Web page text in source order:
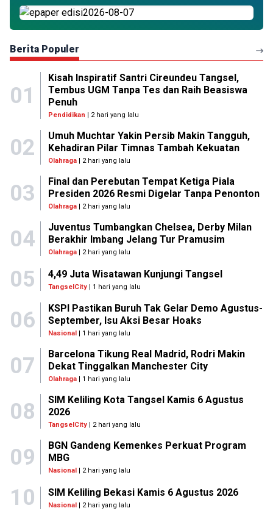
Berita Populer
01
Kisah Inspiratif Santri Cireundeu Tangsel,
Tembus UGM Tanpa Tes dan Raih Beasiswa
Penuh
Pendidikan | 2 hari yang lalu
02
Umuh Muchtar Yakin Persib Makin Tangguh,
Kehadiran Pilar Timnas Tambah Kekuatan
Olahraga| 2 hari yang lalu
03
Final dan Perebutan Tempat Ketiga Piala
Presiden 2026 Resmi Digelar Tanpa Penonton
Olahraga| 2 hari yang lalu
04
Juventus Tumbangkan Chelsea, Derby Milan
Berakhir Imbang Jelang Tur Pramusim
Olahraga| 2 hari yang lalu
05 4,49 Juta Wisatawan Kunjungi Tangsel
TangselCity | 1 hari yang lalu
06
KSPI Pastikan Buruh Tak Gelar Demo Agustus-
September, Isu Aksi Besar Hoaks
Nasional| 1 hari yang lalu
07
Barcelona Tikung Real Madrid, Rodri Makin
Dekat Tinggalkan Manchester City
Olahraga| 1 hari yang lalu
08
SIM Keliling Kota Tangsel Kamis 6 Agustus
2026
TangselCity| 2 hari yang lalu
09
BGN Gandeng Kemenkes Perkuat Program
MBG
Nasional| 2 hari yang lalu
10 SIM Keliling Bekasi Kamis 6 Agustus 2026
Nasional | 2 hari yang lalu